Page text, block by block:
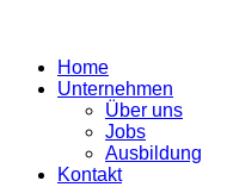
Home
Unternehmen
Über uns
Jobs
Ausbildung
Kontakt